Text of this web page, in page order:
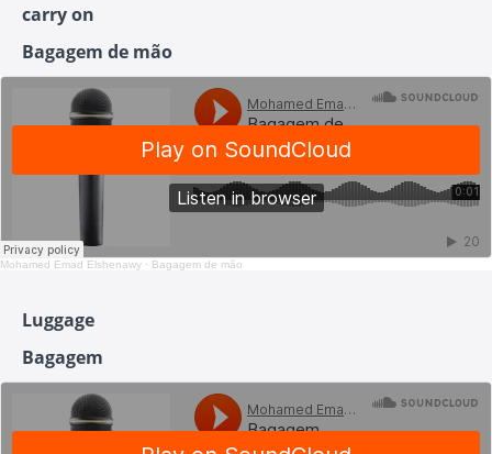
carry on
Bagagem de mão
Mohamed Emad Elshenawy · Bagagem de mão
Luggage
Bagagem